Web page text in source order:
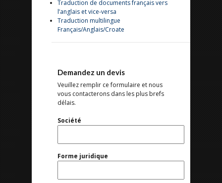
Traduction de documents français vers
l’anglais et vice-versa
Traduction multilingue
Français/Anglais/Croate
Demandez un devis
Veuillez remplir ce formulaire et nous
vous contacterons dans les plus brefs
délais.
Société
Forme juridique